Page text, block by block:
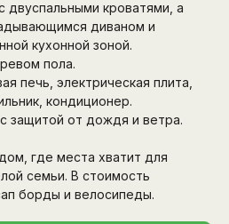
кроватями, а
диваном и
кухонной зоной.
пола.
печь, электрическая плита,
кондиционер.
защитой от дождя и ветра.
где места хватит для
семьи. В стоимость
борды и велосипеды.